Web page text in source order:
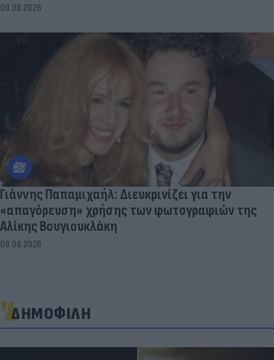
09.08.2026
Γιάννης Παπαμιχαήλ: Διευκρινίζει για την
«απαγόρευση» χρήσης των φωτογραφιών της
Αλίκης Βουγιουκλάκη
09.08.2026
ΔΗΜΟΦΙΛΗ